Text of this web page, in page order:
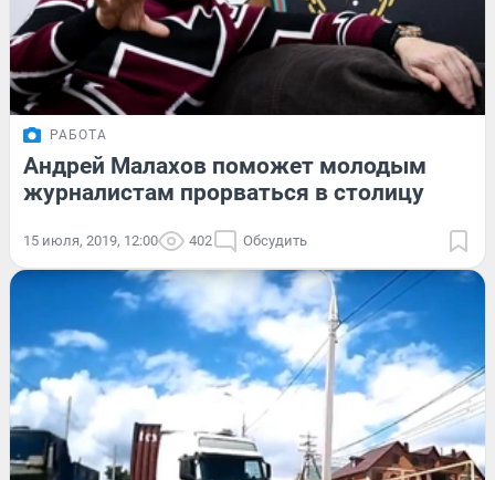
РАБОТА
Андрей Малахов поможет молодым
журналистам прорваться в столицу
15 июля, 2019, 12:00 402 Обсудить